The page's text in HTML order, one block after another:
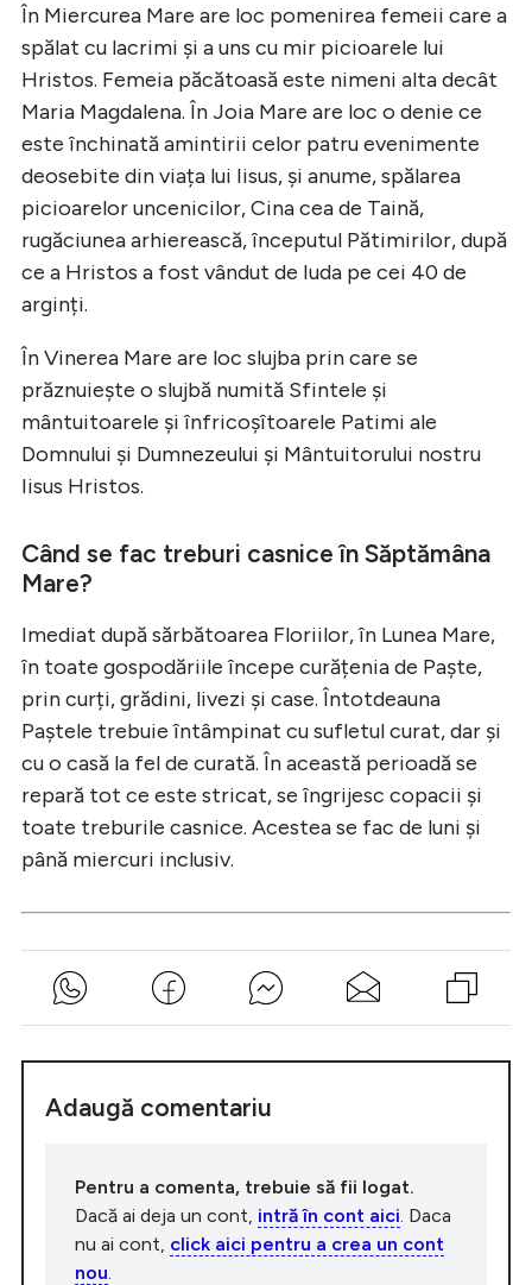
În Miercurea Mare are loc pomenirea femeii care a
spălat cu lacrimi și a uns cu mir picioarele lui
Hristos. Femeia păcătoasă este nimeni alta decât
Maria Magdalena. În Joia Mare are loc o denie ce
este închinată amintirii celor patru evenimente
deosebite din viața lui Iisus, și anume, spălarea
picioarelor uncenicilor, Cina cea de Taină,
rugăciunea arhierească, începutul Pătimirilor, după
ce a Hristos a fost vândut de Iuda pe cei 40 de
arginți.
În Vinerea Mare are loc slujba prin care se
prăznuiește o slujbă numită Sfintele și
mântuitoarele și înfricoșîtoarele Patimi ale
Domnului și Dumnezeului și Mântuitorului nostru
Iisus Hristos.
Când se fac treburi casnice în Săptămâna
Mare?
Imediat după sărbătoarea Floriilor, în Lunea Mare,
în toate gospodăriile începe curățenia de Paște,
prin curți, grădini, livezi și case. Întotdeauna
Paștele trebuie întâmpinat cu sufletul curat, dar și
cu o casă la fel de curată. În această perioadă se
repară tot ce este stricat, se îngrijesc copacii și
toate treburile casnice. Acestea se fac de luni și
până miercuri inclusiv.
Adaugă comentariu
Pentru a comenta, trebuie să fii logat.
Dacă ai deja un cont, intră în cont aici . Daca
nu ai cont, click aici pentru a crea un cont
nou